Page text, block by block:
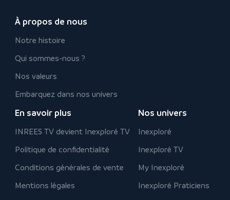
À propos de nous
Notre histoire
Qui sommes-nous ?
Nos valeurs
Embarquez dans nos univers
En savoir plus
INREES TV devient Inexploré TV
Politique de confidentialité
Conditions générales de vente
Mentions légales
Nos univers
Inexploré
Inexploré TV
My Inexploré
Inexploré Praticiens